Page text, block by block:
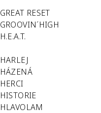
GREAT RESET
GROOVIN´HIGH
H.E.A.T.
HARLEJ
HÁZENÁ
HERCI
HISTORIE
HLAVOLAM